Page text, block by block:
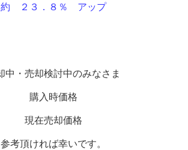
約 ２３．８％ アップ
中・売却検討中のみなさま
購入時価格
現在売却価格
参考頂ければ幸いです。